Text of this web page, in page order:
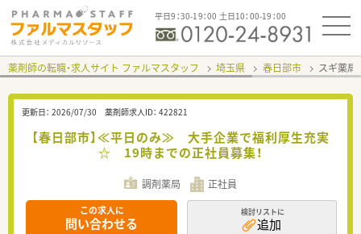
平日9：30-19：00 土日10：00-19：00
薬剤師の転職・求人サイト ファルマスタッフ 埼玉県 春日部市 スギ薬
更新日： 2026/07/30 薬剤師求人ID： 422821
【春日部市】≪平日のみ≫ 大手企業で福利厚生充実
☆ 19時までの正社員募集！
調剤薬局 正社員
この求人に
問い合わせる
検討リストに
追加